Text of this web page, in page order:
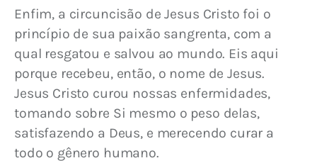
Enfim, a circuncisão de Jesus Cristo foi o
princípio de sua paixão sangrenta, com a
qual resgatou e salvou ao mundo. Eis aqui
porque recebeu, então, o nome de Jesus.
Jesus Cristo curou nossas enfermidades,
tomando sobre Si mesmo o peso delas,
satisfazendo a Deus, e merecendo curar a
todo o gênero humano.